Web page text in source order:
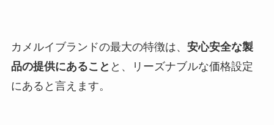
カメルイブランドの最大の特徴は、 安心安全な製
品の提供にあること と、リーズナブルな価格設定
にあると言えます。